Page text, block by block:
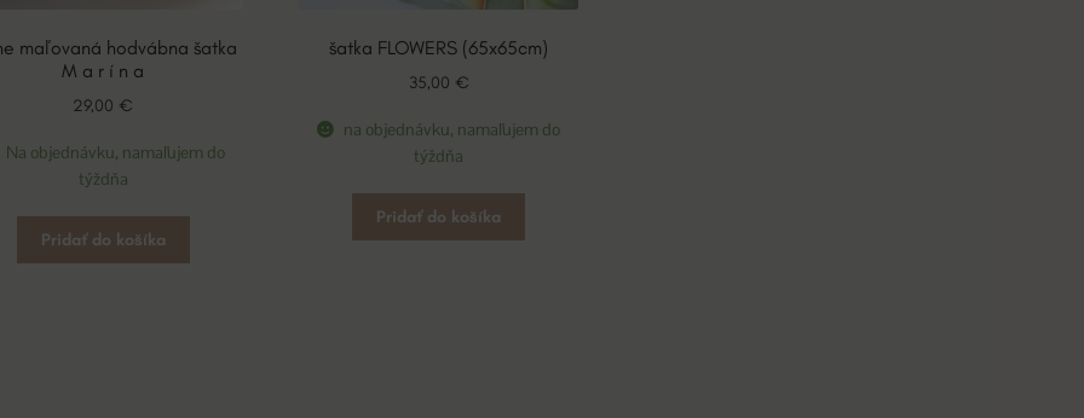
maľovaná hodvábna šatka
M a r í n a
29,00 €
Na objednávku, namaľujem do
týždňa
Pridať do košíka
šatka FLOWERS (65x65cm)
35,00 €
na objednávku, namaľujem do
týždňa
Pridať do košíka